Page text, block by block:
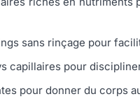
sans rinçage pour
capillaires pour
pour donner du corps